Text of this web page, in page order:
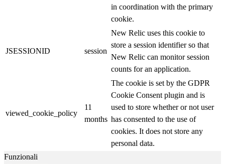
in coordination with the primary
cookie.
JSESSIONID session
New Relic uses this cookie to
store a session identifier so that
New Relic can monitor session
counts for an application.
viewed_cookie_policy
11
months
The cookie is set by the GDPR
Cookie Consent plugin and is
used to store whether or not user
has consented to the use of
cookies. It does not store any
personal data.
Funzionali